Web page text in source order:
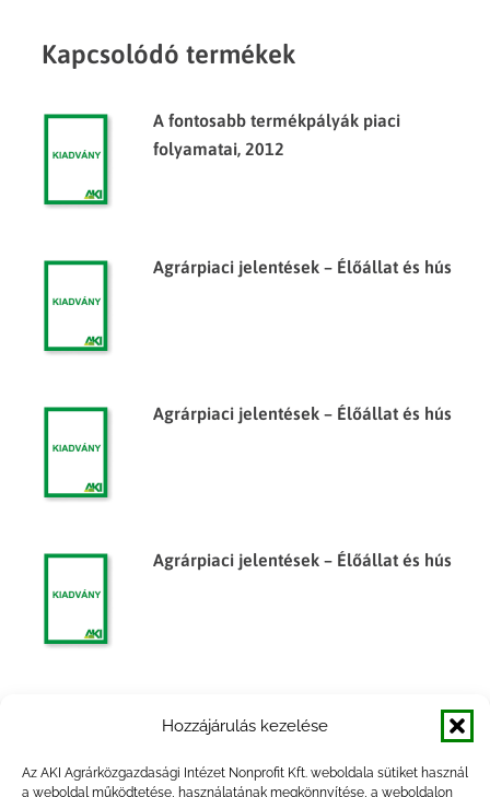
Hozzájárulás kezelése
Az AKI Agrárközgazdasági Intézet Nonprofit Kft. weboldala sütiket használ
a weboldal működtetése, használatának megkönnyítése, a weboldalon
Kapcsolódó termékek
A fontosabb termékpályák piaci
folyamatai, 2012
Agrárpiaci jelentések – Élőállat és hús
Agrárpiaci jelentések – Élőállat és hús
Agrárpiaci jelentések – Élőállat és hús
Agrárpiaci jelentések – Élőállat és hús